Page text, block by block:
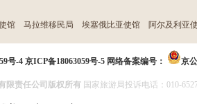
馆 马拉维移民局 埃塞俄比亚使馆 阿尔及利亚
号-4 京ICP备18063059号-5 网络备案编号： 京
限责任公司版权所有 国家旅游局投诉电话：010-